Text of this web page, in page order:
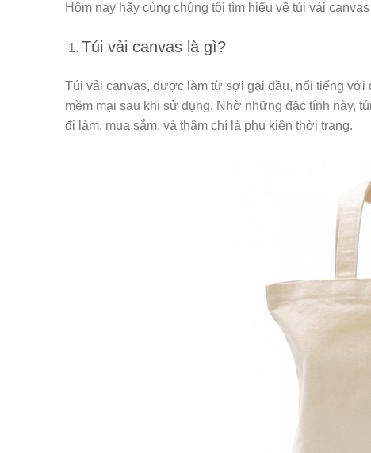
Hôm nay hãy cùng chúng tôi tìm hiểu về túi vải
Túi vải canvas là gì?
Túi vải canvas, được làm từ sợi gai dầu, nổi tiếng với
mềm mại sau khi sử dụng. Nhờ những đặc tính này,
đi làm, mua sắm, và thậm chí là phụ kiện thời trang.